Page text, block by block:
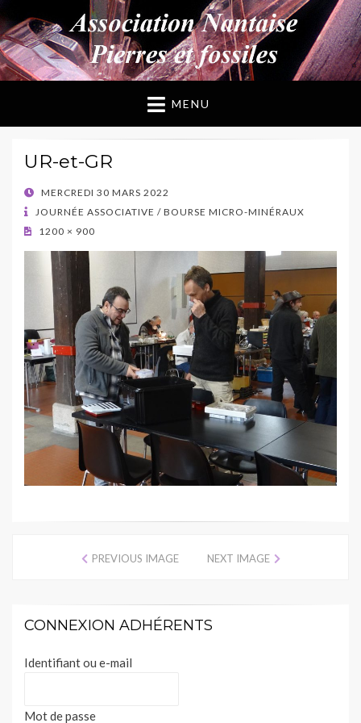
ANPF
Association Nantaise Pierres et Fossiles
MENU
UR-et-GR
POSTED
ON
MERCREDI 30 MARS 2022
JOURNÉE ASSOCIATIVE / BOURSE MICRO-MINÉRAUX
1200 × 900
PREVIOUS IMAGE NEXT IMAGE
CONNEXION ADHÉRENTS
Identifiant ou e-mail
Mot de passe